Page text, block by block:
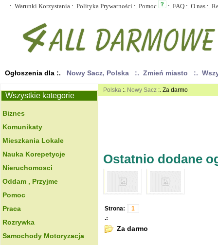
:. Warunki Korzystania :. Polityka Prywatności :. Pomoc :. FAQ :. O nas :.
Ogłoszenia dla :. Nowy Sacz, Polska :. Zmień miasto :.
Wszystkie kategorie
Biznes
Komunikaty
Mieszkania Lokale
Nauka Korepetycje
Nieruchomosci
Oddam , Przyjme
Pomoc
Praca
Rozrywka
Samochody Motoryzacja
Polska :. Nowy Sacz :. Za darmo
Ostatnio dodane
Strona:
1
.:
Za darmo